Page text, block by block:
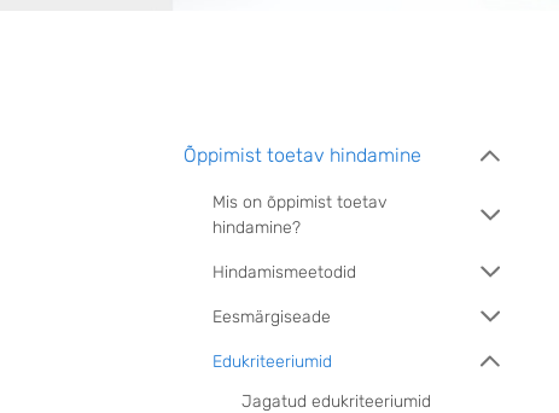
Õppimist toetav hindamine
Mis on õppimist toetav
hindamine?
Hindamismeetodid
Eesmärgiseade
Edukriteeriumid
Jagatud edukriteeriumid